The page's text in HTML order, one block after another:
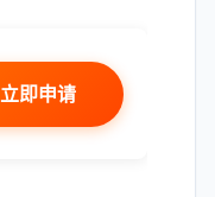
立即申请